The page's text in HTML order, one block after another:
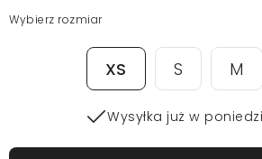
Wybierz rozmiar
XS S M
Wysyłka już w